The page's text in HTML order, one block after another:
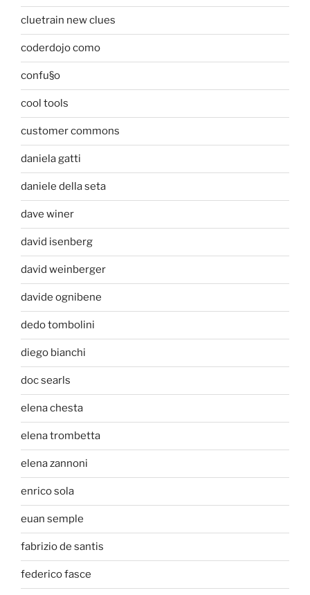
cluetrain new clues
coderdojo como
confu§o
cool tools
customer commons
daniela gatti
daniele della seta
dave winer
david isenberg
david weinberger
davide ognibene
dedo tombolini
diego bianchi
doc searls
elena chesta
elena trombetta
elena zannoni
enrico sola
euan semple
fabrizio de santis
federico fasce